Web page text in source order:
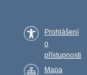
Prohlášení
o
přístupnosti
Mapa